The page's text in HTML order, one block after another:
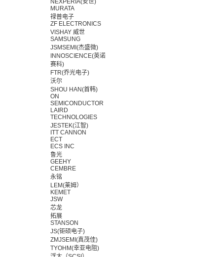
NEXPERIA(安世)
MURATA
禄普电子
ZF ELECTRONICS
VISHAY 威世
SAMSUNG
JSMSEMI(杰盛微)
INNOSCIENCE(英诺
赛科)
FTR(乔光电子)
沃尔
SHOU HAN(首韩)
ON
SEMICONDUCTOR
LAIRD
TECHNOLOGIES
JESTEK(江智)
ITT CANNON
ECT
ECS INC
鲁光
GEEHY
CEMBRE
永铭
LEM(莱姆）
KEMET
JSW
芯龙
拓展
STANSON
JS(钜硕电子)
ZMJSEMI(真茂佳)
TYOHM(幸亚电阻)